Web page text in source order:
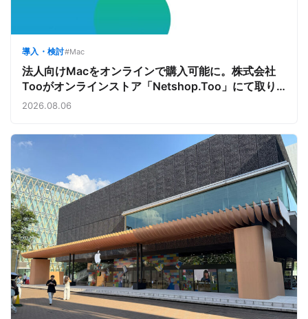
導入・検討#Mac
法人向けMacをオンラインで購入可能に。株式会社
Tooがオンラインストア「Netshop.Too」にて取り
扱いをスタート。デバイス調達の手間を減らし、スピ
2026.08.06